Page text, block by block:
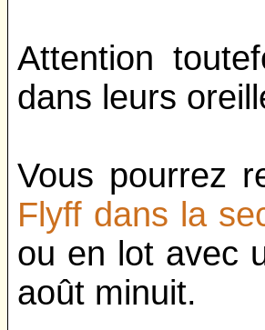
Attention
dans leurs
Vous pourrez
Flyff dans la
ou en lot avec
août minuit.